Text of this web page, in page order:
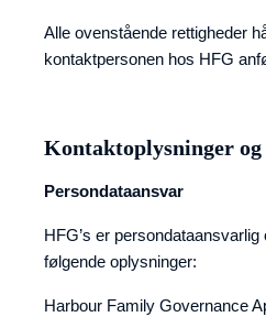
Alle ovenstående rettigheder
kontaktpersonen hos HFG
Kontaktoplysninger og
Persondataansvar
HFG’s er
følgende oplysninger:
Harbour Family Governance